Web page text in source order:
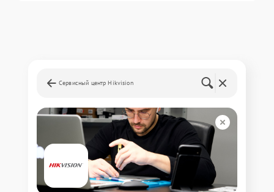
Сервисный центр Hikvision